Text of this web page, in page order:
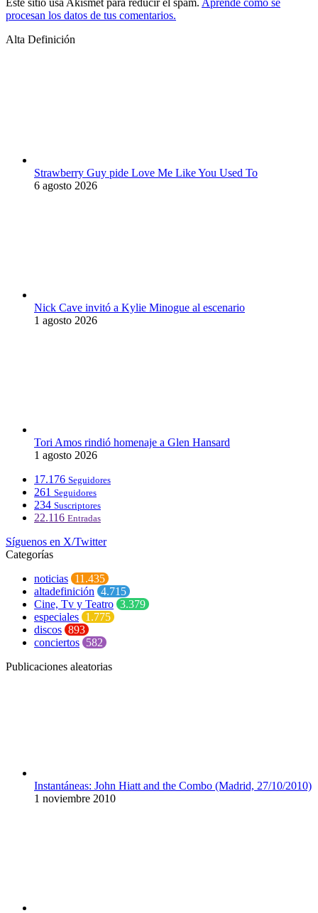
procesan los datos de tus comentarios.
Alta Definición
Strawberry Guy pide Love Me Like You Used To
6 agosto 2026
Nick Cave invitó a Kylie Minogue al escenario
1 agosto 2026
Tori Amos rindió homenaje a Glen Hansard
1 agosto 2026
17.176 Seguidores
261 Seguidores
234 Suscriptores
22.116 Entradas
Síguenos en X/Twitter
Categorías
noticias 11.435
altadefinición 4.715
Cine, Tv y Teatro 3.379
especiales 1.775
discos 893
conciertos 582
Publicaciones aleatorias
Instantáneas: John Hiatt and the Combo (Madrid, 27/10/2010)
1 noviembre 2010